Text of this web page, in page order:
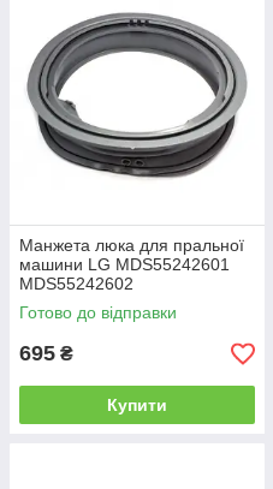
Манжета люка для пральної
машини LG MDS55242601
MDS55242602
Готово до відправки
695 ₴
Купити